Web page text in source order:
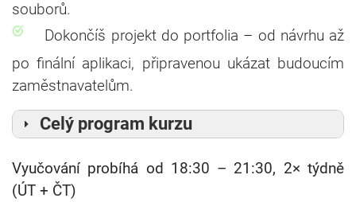
souborů.
Dokončíš projekt do portfolia – od návrhu až
po finální aplikaci, připravenou ukázat budoucím
zaměstnavatelům.
Celý program kurzu
Vyučování probíhá od 18:30 – 21:30, 2× týdně
(ÚT + ČT)